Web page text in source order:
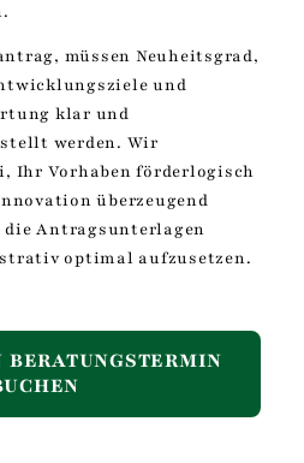
müssen Neuheitsgrad,
und
klar und
werden. Wir
Ihr Vorhaben förderlogisch
überzeugend
Antragsunterlagen
optimal aufzusetzen.
BERATUNGSTERMIN